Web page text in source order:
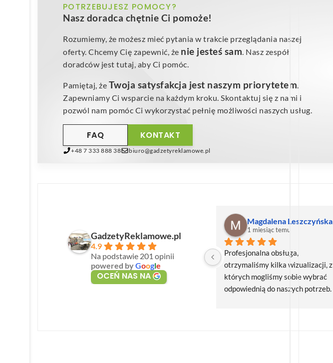
POTRZEBUJESZ POMOCY?
Nasz doradca chętnie Ci pomoże!
Rozumiemy, że możesz mieć pytania w trakcie przeglądania naszej
oferty. Chcemy Cię zapewnić, że nie jesteś sam. Nasz zespół
doradców jest tutaj, aby Ci pomóc.
Pamiętaj, że Twoja satysfakcja jest naszym priorytetem.
Zapewniamy Ci wsparcie na każdym kroku. Skontaktuj się z nami i
pozwól nam pomóc Ci wykorzystać pełnię możliwości naszych usług.
KONTAKT
FAQ
+48 7 333 888 38 biuro@gadzetyreklamowe.pl
GadzetyReklamowe.pl
4.9
Na podstawie 201 opinii
powered byGoogle
OCEŃ NAS NA
Magdalena Leszczyńska
1 miesiąc temu
Profesjonalna obsługa,
otrzymaliśmy kilka wizualizacji, z
których mogliśmy sobie wybrać
odpowiednią do naszych potrzeb.